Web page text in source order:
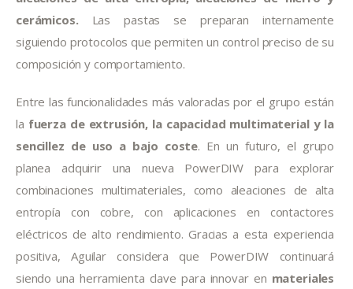
cerámicos. Las pastas se preparan internamente
siguiendo protocolos que permiten un control preciso de su
composición y comportamiento.
Entre las funcionalidades más valoradas por el grupo están
la fuerza de extrusión, la capacidad multimaterial y la
sencillez de uso a bajo coste. En un futuro, el grupo
planea adquirir una nueva PowerDIW para explorar
combinaciones multimateriales, como aleaciones de alta
entropía con cobre, con aplicaciones en contactores
eléctricos de alto rendimiento. Gracias a esta experiencia
positiva, Aguilar considera que PowerDIW continuará
siendo una herramienta clave para innovar en materiales